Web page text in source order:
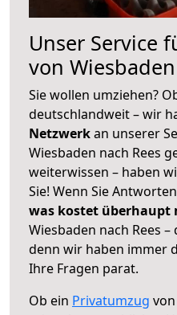
Unser Service
von
Sie wollen umziehen?
deutschlandweit – wir
Netzwerkan unserer
Wiesbaden nach Rees
weiterwissen – haben
Sie! Wenn Sie
was kostet überhaupt
Wiesbaden nach Rees
denn wir haben immer
Ihre Fragen parat.
Ob ein Privatumzug